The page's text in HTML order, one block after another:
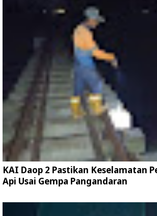
KAI Daop 2 Pastikan Keselamatan
Api Usai Gempa Pangandaran